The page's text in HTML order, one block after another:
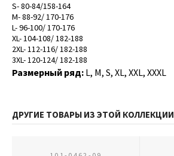
S- 80-84/158-164
M- 88-92/ 170-176
L- 96-100/ 170-176
XL- 104-108/ 182-188
2XL- 112-116/ 182-188
3XL- 120-124/ 182-188
Размерный ряд: L, M, S, XL, XXL, XXXL
ДРУГИЕ ТОВАРЫ ИЗ ЭТОЙ КОЛЛЕКЦИИ